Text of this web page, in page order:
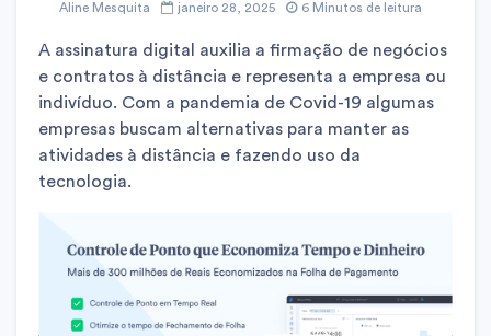
Aline Mesquita janeiro 28, 2025 6 Minutos de leitura
A assinatura digital auxilia a firmação de negócios
e contratos à distância e representa a empresa ou
indivíduo. Com a pandemia de Covid-19 algumas
empresas buscam alternativas para manter as
atividades à distância e fazendo uso da
tecnologia.